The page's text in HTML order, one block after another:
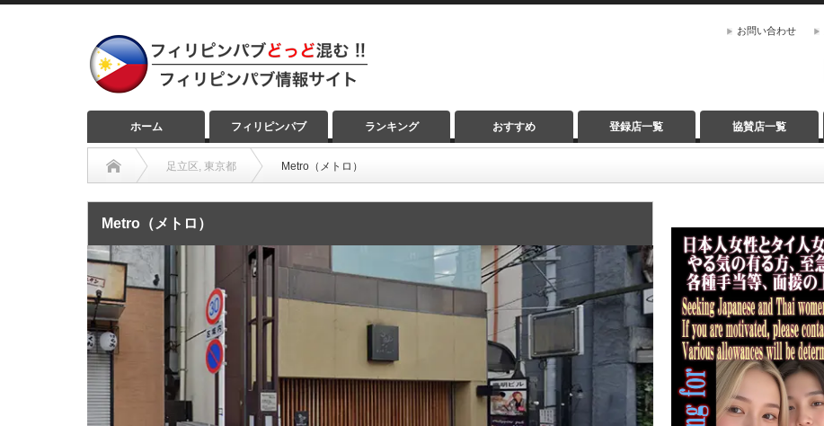
お問い合わせ
ホーム フィリピンパブ ランキング おすすめ 登録店一覧 協賛店一覧
足立区 , 東京都 Metro（メトロ）
Metro（メトロ）